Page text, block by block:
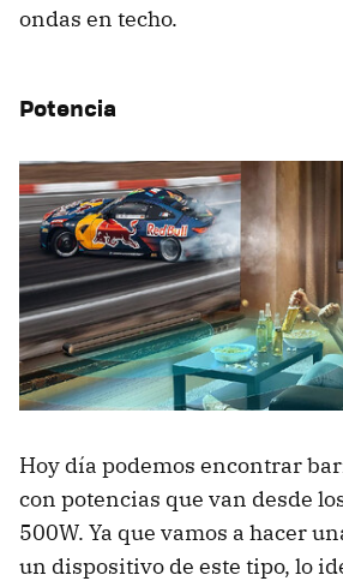
ondas en techo.
Potencia
Hoy día podemos encontrar
con potencias que van desde
500W. Ya que vamos a hacer
un dispositivo de este tipo, lo